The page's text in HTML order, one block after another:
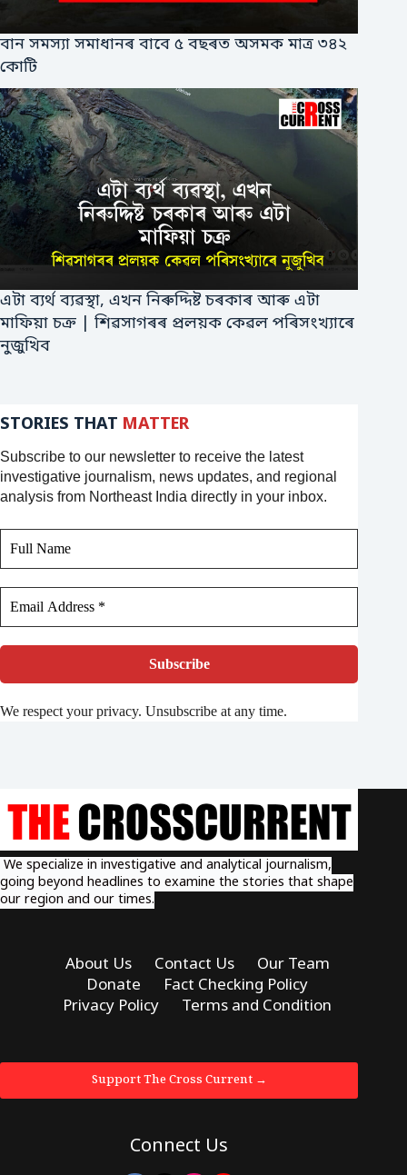
বান সমস্যা সমাধানৰ বাবে ৫ বছৰত অসমক মাত্ৰ ৩৪২
কোটি
এটা ব্যৰ্থ ব্যৱস্থা, এখন নিৰুদ্দিষ্ট চৰকাৰ আৰু এটা
মাফিয়া চক্ৰ | শিৱসাগৰৰ প্ৰলয়ক কেৱল পৰিসংখ্যাৰে
নুজুখিব
STORIES THAT MATTER
Subscribe to our newsletter to receive the latest
investigative journalism, news updates, and regional
analysis from Northeast India directly in your inbox.
We respect your privacy. Unsubscribe at any time.
We specialize in investigative and analytical journalism,
going beyond headlines to examine the stories that shape
our region and our times.
About Us Contact Us
Our Team
Donate
Fact Checking Policy
Privacy Policy
Terms and Condition
Support The Cross Current →
Connect Us